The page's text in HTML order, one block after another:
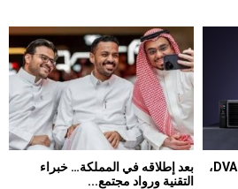
أطلقت Synology جهاز DVA7400،
بعد إطلاقه في المملكة… خبراء
التقنية ورواد مجتمع...